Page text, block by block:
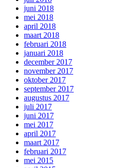
juni 2018
mei 2018
april 2018
maart 2018
februari 2018
januari 2018
december 2017
november 2017
oktober 2017
september 2017
augustus 2017
juli 2017
juni 2017
mei 2017
april 2017
maart 2017
februari 2017
mei 2015